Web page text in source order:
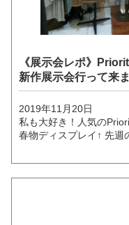
《展示会レポ》
新作展示会行って来
2019年11月20日
私も大好き！人気の
春物ディスプレイ↑ 先